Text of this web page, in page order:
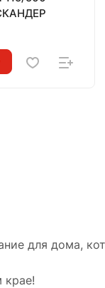
для дома,
крае!